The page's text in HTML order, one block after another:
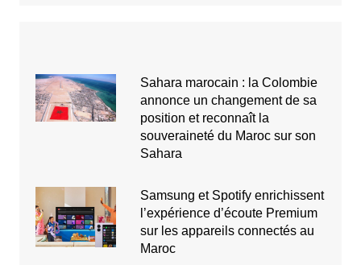
Sahara marocain : la Colombie
annonce un changement de sa
position et reconnaît la
souveraineté du Maroc sur son
Sahara
Samsung et Spotify enrichissent
l’expérience d’écoute Premium
sur les appareils connectés au
Maroc